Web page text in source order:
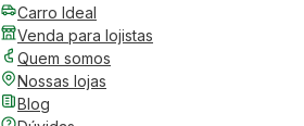
Carro Ideal
Venda para lojistas
Quem somos
Nossas lojas
Blog